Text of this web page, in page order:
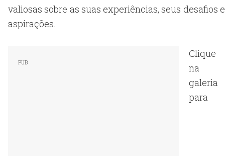
valiosas sobre as suas experiências, seus desafios e
aspirações.
Clique
na
galeria
para